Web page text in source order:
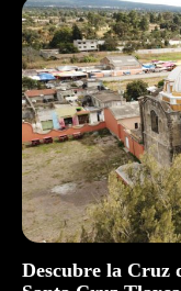
Descubre la Cruz